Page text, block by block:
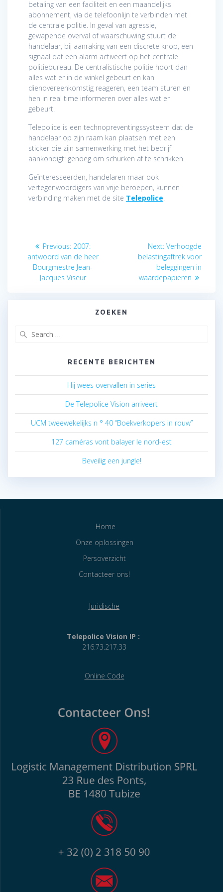
betaling van een faciliteit en een maandelijks
abonnement, via de telefoonlijn te verbinden met
de centrale politie. In geval van agressie,
gewapende overval of waarschuwing stuurt de
handelaar, bij aanraking van een discrete knop, een
signaal dat een alarm activeert op het centrale
politiebureau. De centralistische politie hoort dan
alles wat er in de winkel gebeurt en kan
dienovereenkomstig reageren, een team sturen en
hen in real time informeren over alles wat er
gebeurt.
Telepolice is een technopreventingssysteem dat de
handelaar op zijn raam kan plaatsen met een
sticker die zijn samenwerking met het bedrijf
aankondigt: genoeg om schurken af te schrikken.
Geïnteresseerden, handelaren maar ook
vertegenwoordigers van vrije beroepen, kunnen
verbinding maken met de site Telepolice.
Berichtnavigatie
Previous: Previous
post:
2007:
antwoord van de heer
Bourgmestre Jean-
Jacques Viseur
Next: Next
post:
Verhoogde
belastingaftrek voor
beleggingen in
waardepapieren
ZOEKEN
RECENTE BERICHTEN
Hij wees overvallen in series
De Telepolice Vision arriveert
UCM tweewekelijks n ° 40 “Boekverkopers in rouw”
127 caméras vont balayer le nord-est
Beveilig een jungle!
Home
Onze oplossingen
Persoverzicht
Contacteer ons!
Juridische
Telepolice Vision IP :
216.73.217.33
Online Code